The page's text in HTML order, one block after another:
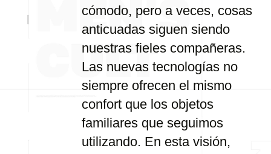
cómodo, pero a veces, cosas
anticuadas siguen siendo
nuestras fieles compañeras.
Las nuevas tecnologías no
siempre ofrecen el mismo
confort que los objetos
familiares que seguimos
utilizando. En esta visión,